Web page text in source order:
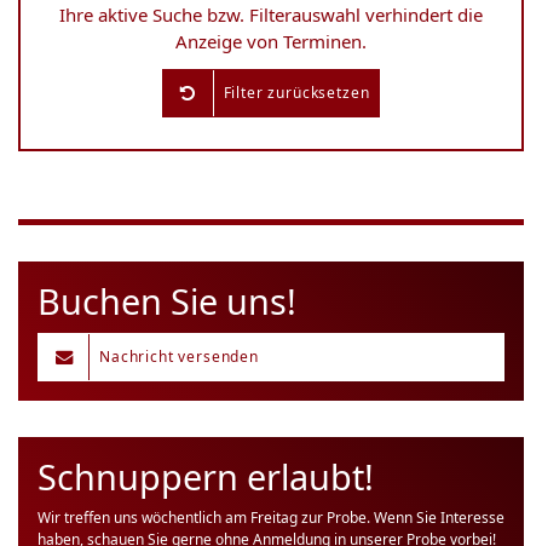
Ihre aktive Suche bzw. Filterauswahl verhindert die
Anzeige von Terminen.
Filter zurücksetzen
Buchen Sie uns!
Nachricht versenden
Schnuppern erlaubt!
Wir treffen uns wöchentlich am Freitag zur Probe. Wenn Sie Interesse
haben, schauen Sie gerne ohne Anmeldung in unserer Probe vorbei!